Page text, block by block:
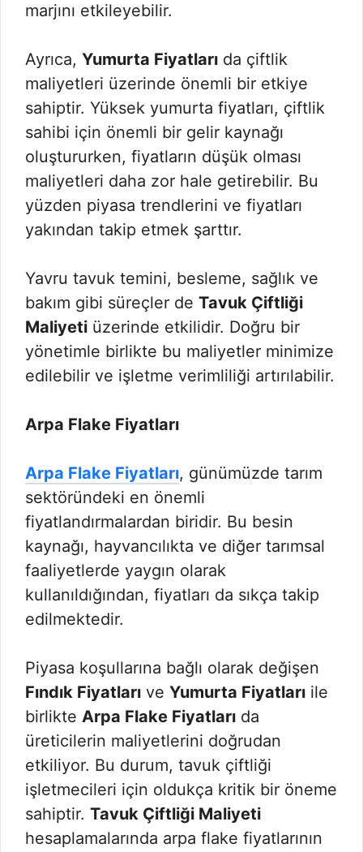
marjını etkileyebilir.
Ayrıca, Yumurta Fiyatları da çiftlik
maliyetleri üzerinde önemli bir etkiye
sahiptir. Yüksek yumurta fiyatları, çiftlik
sahibi için önemli bir gelir kaynağı
oluştururken, fiyatların düşük olması
maliyetleri daha zor hale getirebilir. Bu
yüzden piyasa trendlerini ve fiyatları
yakından takip etmek şarttır.
Yavru tavuk temini, besleme, sağlık ve
bakım gibi süreçler de Tavuk Çiftliği
Maliyeti üzerinde etkilidir. Doğru bir
yönetimle birlikte bu maliyetler minimize
edilebilir ve işletme verimliliği artırılabilir.
Arpa Flake Fiyatları
Arpa Flake Fiyatları, günümüzde tarım
sektöründeki en önemli
fiyatlandırmalardan biridir. Bu besin
kaynağı, hayvancılıkta ve diğer tarımsal
faaliyetlerde yaygın olarak
kullanıldığından, fiyatları da sıkça takip
edilmektedir.
Piyasa koşullarına bağlı olarak değişen
Fındık Fiyatları ve Yumurta Fiyatları ile
birlikte Arpa Flake Fiyatları da
üreticilerin maliyetlerini doğrudan
etkiliyor. Bu durum, tavuk çiftliği
işletmecileri için oldukça kritik bir öneme
sahiptir. Tavuk Çiftliği Maliyeti
hesaplamalarında arpa flake fiyatlarının